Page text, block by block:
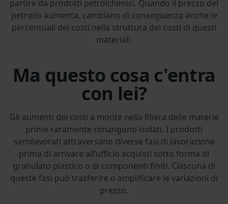
partire da prodotti petrolchimici. Quando il prezzo del
petrolio aumenta, cambiano di conseguenza anche le
percentuali dei costi nella struttura dei costi di questi
materiali.
Ma questo cosa c'entra
con lei?
Gli aumenti dei costi a monte nella filiera delle materie
prime raramente rimangono isolati. I prodotti
semilavorati attraversano diverse fasi di lavorazione
prima di arrivare all’ufficio acquisti sotto forma di
granulato plastico o di componenti finiti. Ciascuna di
queste fasi può trasferire o amplificare le variazioni di
prezzo.